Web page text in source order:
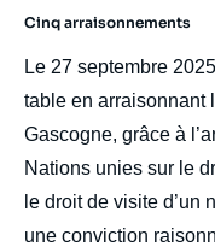
Cinq arraisonnements
Le 27 septembre
table en arraisonnant
Gascogne, grâce à
Nations unies sur le
le droit de visite d’un
une conviction